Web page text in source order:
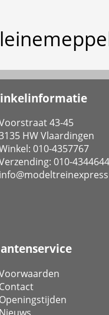
43-45
HW Vlaardingen
010-4357767
010-4344644
Contact
Openingstijden